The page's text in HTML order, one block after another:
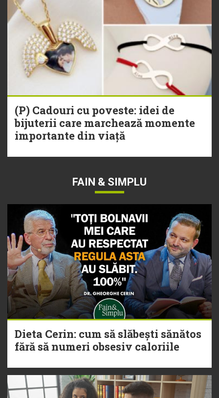
(P) Cadouri cu poveste: idei de
bijuterii care marchează momente
importante din viață
FAIN & SIMPLU
Dieta Cerin: cum să slăbești sănătos
fără să numeri obsesiv caloriile